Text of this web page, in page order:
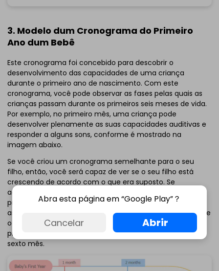
EdrawMindgratuitamente
abaixo.
Você também pode experimentar o
3. Modelo dum Cronograma do Primeiro
Ano dum Bebê
Este cronograma foi concebido para descobrir o
desenvolvimento das capacidades de uma criança
durante o primeiro ano de nascimento. Com este
cronograma, você pode observar as fases pelas quais as
crianças passam durante os primeiros seis meses de vida.
Por exemplo, no primeiro mês, uma criança pode
desenvolver plenamente as suas capacidades auditivas e
responder a alguns sons, conforme é mostrado na
imagem abaixo.
Se você criou um cronograma semelhante para o seu
filho, então, você será capaz de ver se o seu filho está
crescendo de acordo com o que era suposto. Se
acontecer algo fora do normal, você pode consultar um
profissional de saúde imediatamente para obter
assistência médica. O cronograma abaixo lista tudo, desde
o desenvolvimento de capacidades básicas durante o
primeiro mês até rolar em ambas as direções durante o
sexto mês.
Abra esta página em “Google Play”？
Cancelar Abrir